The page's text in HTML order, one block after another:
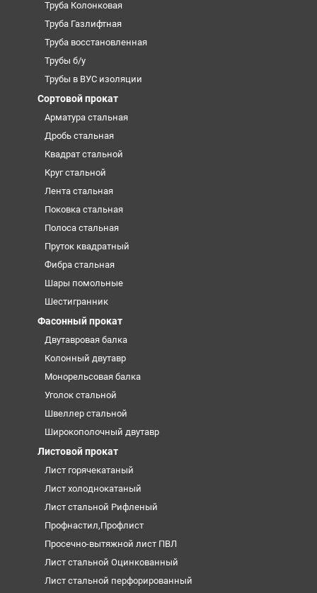
Труба Колонковая
Труба Газлифтная
Труба восстановленная
Трубы б/у
Трубы в ВУС изоляции
Сортовой прокат
Арматура стальная
Дробь стальная
Квадрат стальной
Круг стальной
Лента стальная
Поковка стальная
Полоса стальная
Пруток квадратный
Фибра стальная
Шары помольные
Шестигранник
Фасонный прокат
Двутавровая балка
Колонный двутавр
Монорельсовая балка
Уголок стальной
Швеллер стальной
Широкополочный двутавр
Листовой прокат
Лист горячекатаный
Лист холоднокатаный
Лист стальной Рифленый
Профнастил,Профлист
Просечно-вытяжной лист ПВЛ
Лист стальной Оцинкованный
Лист стальной перфорированный